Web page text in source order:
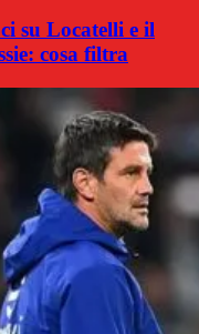
su Locatelli e il
cosa filtra